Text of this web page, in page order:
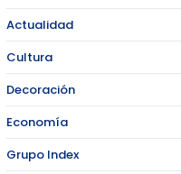
Actualidad
Cultura
Decoración
Economía
Grupo Index